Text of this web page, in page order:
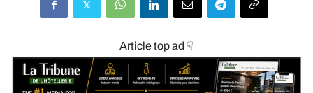
Article top ad ☟